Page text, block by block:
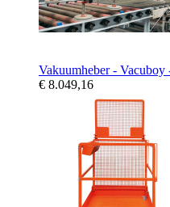
Vakuumheber -
€ 8.049,16